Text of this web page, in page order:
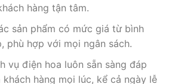
hàng tận tâm.
sản phẩm có mức giá từ bình
phù hợp với mọi ngân sách.
vụ điện hoa luôn sẵn sàng đáp
khách hàng mọi lúc, kể cả ngày lễ